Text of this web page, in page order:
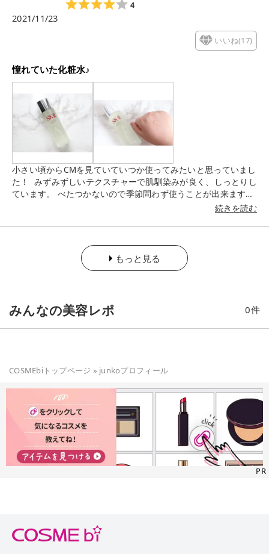
4
2021/11/23
いいね(17)
憧れていた化粧水♪
小さい頃からCMを見ていていつか使ってみたいと思っていまし
た！ みずみずしいテクスチャーで肌馴染みが良く、しっとりし
ています。 べたつかないので季節問わず使うことが出来ます。
酵母の香りが強いので、1度お試ししてから購入することをオス
キャンペーンに参加中[PR]
続きを読む
もっと見る
みんなの美容レポ 0件
COSMEbiトップページ » junkoプロフィール
PR